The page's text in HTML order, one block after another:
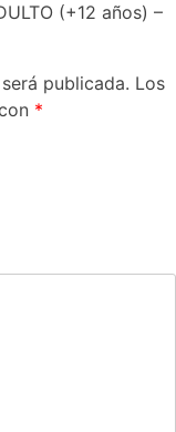
(+12 años) –
publicada. Los
*